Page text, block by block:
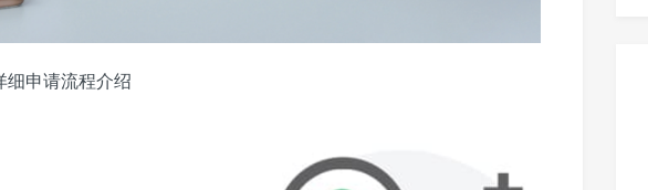
细申请流程介绍